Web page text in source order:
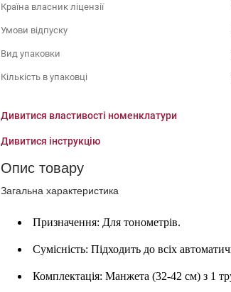
Країна власник ліцензії
Умови відпуску
Вид упаковки
Кількість в упаковці
Дивитися властивості номенклатури
Дивитися інструкцію
Опис товару
Загальна характеристика
Призначення: Для тонометрів.
Сумісність: Підходить до всіх
Комплектація: Манжета (32-42 см) з 1